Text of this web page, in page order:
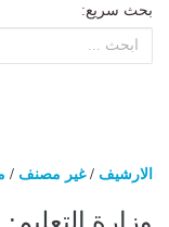
بحث سريع:
الارشيف /غير مصنف /